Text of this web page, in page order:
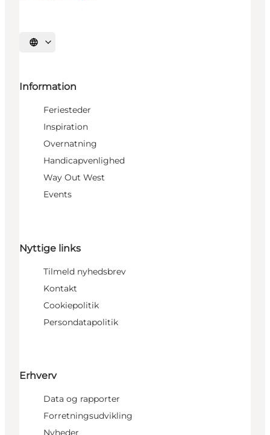
Vælg sprog
Information
Feriesteder
Inspiration
Overnatning
Handicapvenlighed
Way Out West
Events
Nyttige links
Tilmeld nyhedsbrev
Kontakt
Cookiepolitik
Persondatapolitik
Erhverv
Data og rapporter
Forretningsudvikling
Nyheder